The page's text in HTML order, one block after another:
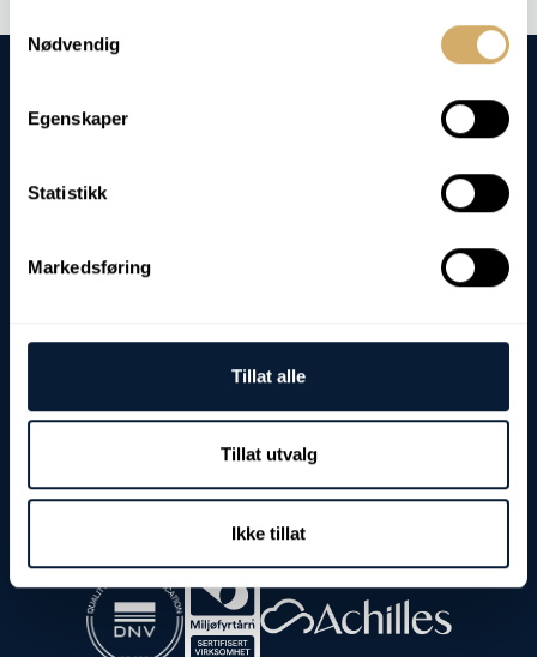
Nødvendig
Egenskaper
Statistikk
Markedsføring
Tillat alle
Tillat utvalg
Ikke tillat
Postboks 103
7901 Rørvik
Tlf: (+47) 74 39 37 90
E-post: post@nolab.no